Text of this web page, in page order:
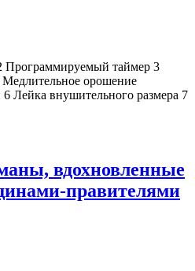
Программируемый таймер 3
Медлительное орошение
Лейка внушительного размера 7
вдохновленные
правителями